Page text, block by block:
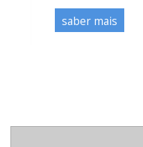
saber mais